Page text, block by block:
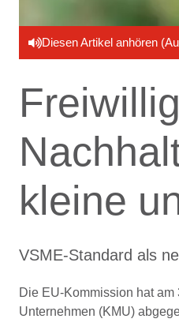
Diesen Artikel anhören
kleine
VSME-Standard als
Die EU-Kommission hat am
Unternehmen (KMU)